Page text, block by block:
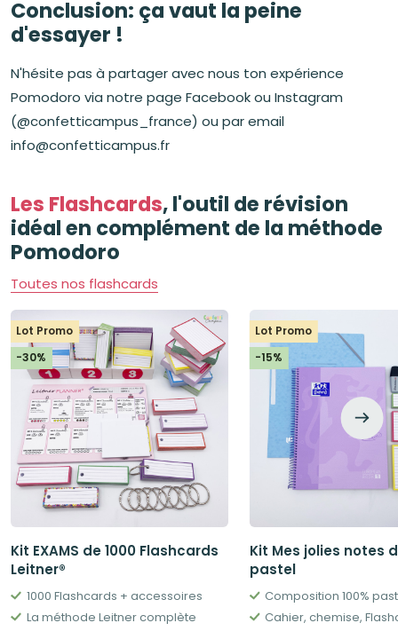
Conclusion: ça vaut la peine
d'essayer !
N'hésite pas à partager avec nous ton expérience
Pomodoro via notre page Facebook ou Instagram
(@confetticampus_france) ou par email
info@confetticampus.fr
Les Flashcards, l'outil de révision
idéal en complément de la méthode
Pomodoro
Toutes nos flashcards
Lot Promo
-30%
Kit EXAMS de 1000 Flashcards
Leitner®
1000 Flashcards + accessoires
La méthode Leitner complète
Lot Promo
-15%
Kit Mes jolies notes
pastel
Composition 100%